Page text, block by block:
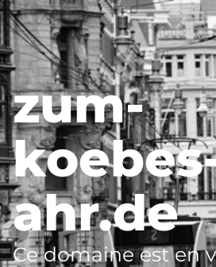
zum-
ahr.de
Ce domaine est en